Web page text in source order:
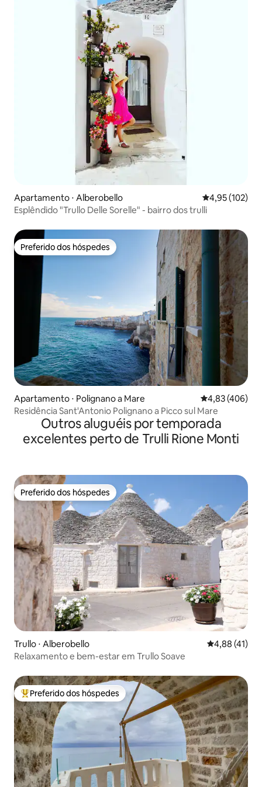
Apartamento ⋅ Alberobello 4,95 de uma
4,95 (102)
Esplêndido "Trullo Delle Sorelle" - bairro dos trulli
Preferido dos hóspedes
Preferido dos hóspedes
Apartamento ⋅ Polignano a Mare 4,83 de uma
4,83 (406)
Residência Sant'Antonio Polignano a Picco sul Mare
Outros aluguéis por temporada
excelentes perto de Trulli Rione Monti
Preferido dos hóspedes
Preferido dos hóspedes
Trullo ⋅ Alberobello 4,88 de uma
4,88 (41)
Relaxamento e bem-estar em Trullo Soave
Entre os melhores preferidos dos hóspedes
Preferido dos hóspedes